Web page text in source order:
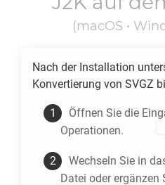
(macOS •
Nach der Installation
Konvertierung von SVGZ
Öffnen Sie die
Operationen.
Wechseln Sie in
Datei oder ergänzen